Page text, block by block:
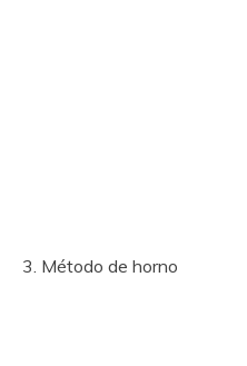
3. Método de horno